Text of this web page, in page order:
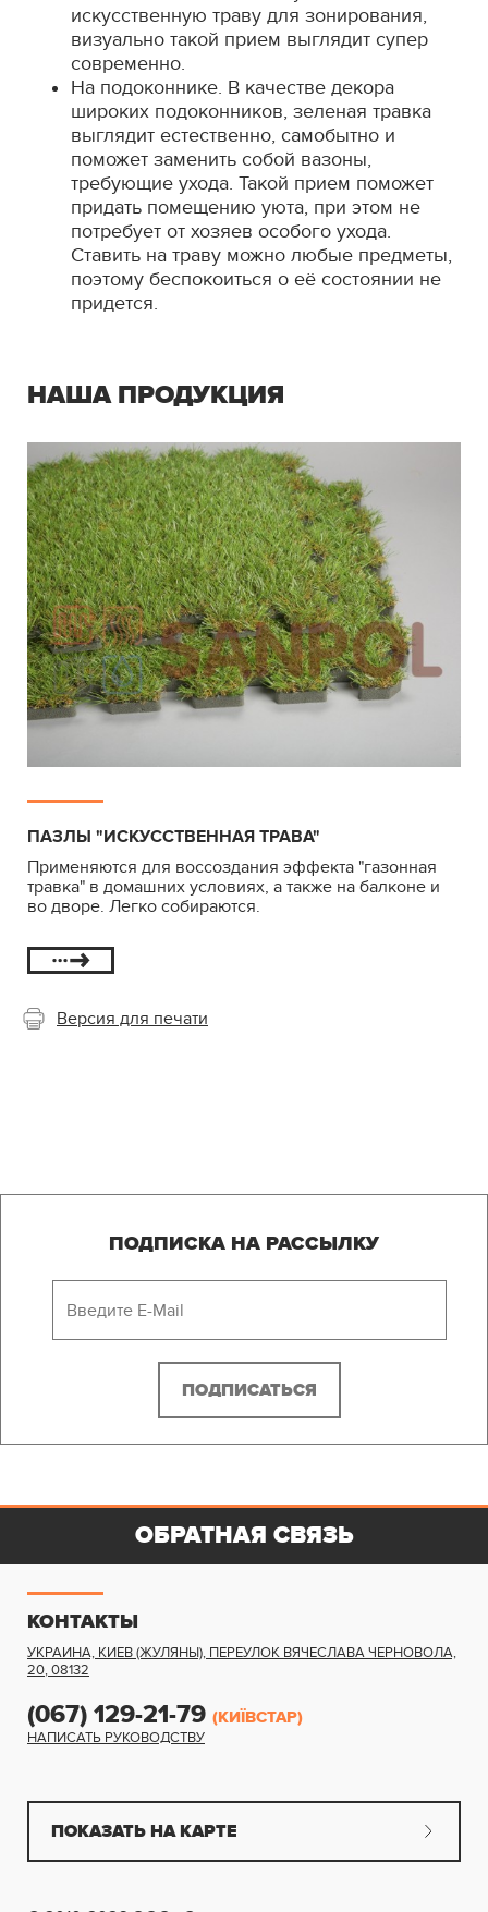
искусственную траву для зонирования,
визуально такой прием выглядит супер
современно.
На подоконнике. В качестве декора
широких подоконников, зеленая травка
выглядит естественно, самобытно и
поможет заменить собой вазоны,
требующие ухода. Такой прием поможет
придать помещению уюта, при этом не
потребует от хозяев особого ухода.
Ставить на траву можно любые предметы,
поэтому беспокоиться о её состоянии не
придется.
НАША ПРОДУКЦИЯ
ПАЗЛЫ "ИСКУССТВЕННАЯ ТРАВА"
Применяются для воссоздания эффекта "газонная
травка" в домашних условиях, а также на балконе и
во дворе. Легко собираются.
Версия для печати
ПОДПИСКА НА РАССЫЛКУ
КОНТАКТЫ
УКРАИНА, КИЕВ (ЖУЛЯНЫ), ПЕРЕУЛОК ВЯЧЕСЛАВА ЧЕРНОВОЛА,
20,08132
(067) 129-21-79 (КИЇВСТАР)
НАПИСАТЬ РУКОВОДСТВУ
ПОКАЗАТЬ НА КАРТЕ
ОБРАТНАЯ СВЯЗЬ